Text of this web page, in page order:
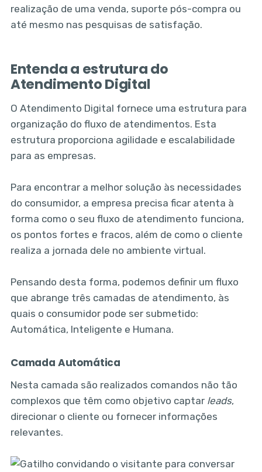
realização de uma venda, suporte pós-compra ou
até mesmo nas pesquisas de satisfação.
Entenda a estrutura do
Atendimento Digital
O Atendimento Digital fornece uma estrutura para
organização do fluxo de atendimentos. Esta
estrutura proporciona agilidade e escalabilidade
para as empresas.
Para encontrar a melhor solução às necessidades
do consumidor, a empresa precisa ficar atenta à
forma como o seu fluxo de atendimento funciona,
os pontos fortes e fracos, além de como o cliente
realiza a jornada dele no ambiente virtual.
Pensando desta forma, podemos definir um fluxo
que abrange três camadas de atendimento, às
quais o consumidor pode ser submetido:
Automática, Inteligente e Humana.
Camada Automática
Nesta camada são realizados comandos não tão
complexos que têm como objetivo captar leads,
direcionar o cliente ou fornecer informações
relevantes.